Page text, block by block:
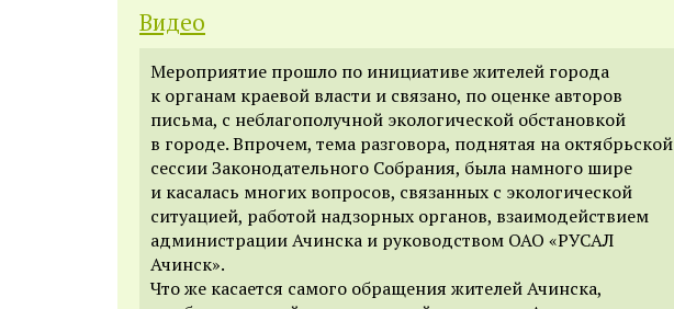
Видео
Мероприятие прошло по инициативе жителей города
к органам краевой власти и связано, по оценке авторов
письма, с неблагополучной экологической обстановкой
в городе. Впрочем, тема разговора, поднятая на октябрьской
сессии Законодательного Собрания, была намного шире
и касалась многих вопросов, связанных с экологической
ситуацией, работой надзорных органов, взаимодействием
администрации Ачинска и руководством ОАО «РУСАЛ
Ачинск».
Что же касается самого обращения жителей Ачинска,